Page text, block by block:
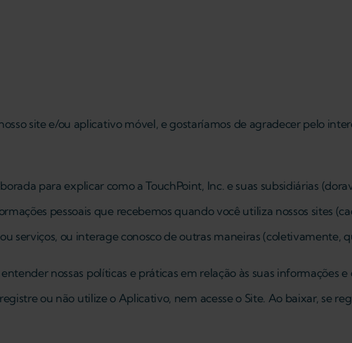
site e/ou aplicativo móvel, e gostaríamos de agradecer pelo
para explicar como a TouchPoint, Inc. e suas subsidiárias
pessoais que recebemos quando você utiliza nossos sites
serviços, ou interage conosco de outras maneiras (coletivamente,
nossas políticas e práticas em relação às suas informações
ou não utilize o Aplicativo, nem acesse o Site. Ao baixar, se